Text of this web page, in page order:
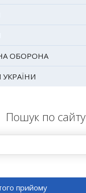
ОБОРОНА
Пошук по сайту
прийому